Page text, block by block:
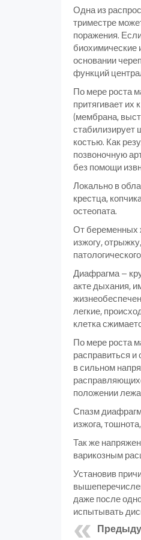
Одна из
триместре
поражения.
биохимические
основании
функций
По мере роста
притягивает
(мембрана,
стабилизирует
костью. Как
позвоночную
без помощи
Локально в
крестца,
остеопата.
От беременных
изжогу,
патологического
Диафрагма –
акте дыхания,
легкие,
клетка
По мере роста
расправиться
в сильном
положении
Спазм
изжога,
Так же
варикозным
Установив
даже после
испытывать